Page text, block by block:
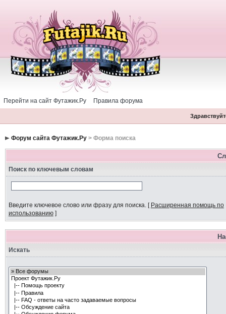
Перейти на сайт Футажик.Ру Правила форума
Форум сайта Футажик.Ру> Форма поиска
Поиск по ключевым словам
Введите ключевое слово или фразу для поиска.[ Расширенная помощь по
использованию]
Искать